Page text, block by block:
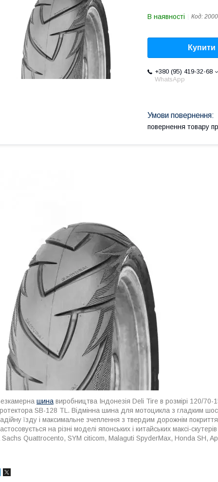
В наявності Код:
Купити
+380 (95) 419-32-68
WhatsApp
повернення товару
шина виробництва Індонезія Deli Tire в розмірі 120/
SB-128 TL. Відмінна шина для мотоцикла з гладким
їзду і максимальне зчеплення з твердим дорожнім
на різні моделі японських і китайських максі-
Sachs Quattrocento, SYM citicom, Malaguti SpyderMax, Honda SH,